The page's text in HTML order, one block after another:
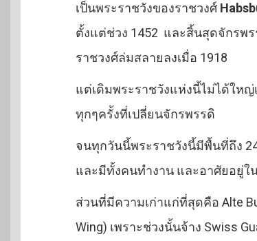
เป็นพระราชวังของราชวงศ์
ตั้งแต่ช่วง 1452 และสิ้นสุดจักรพ
ราชวงศ์ล่มสลายลงเมื่อ 1918
แต่เดิมพระราชวังแห่งนี้ไม่ได้ให
ทุกๆครั้งที่เปลี่ยนจักรพรรดิ
จนทุกวันนี้พระราชวังนี้มีพื้นที่ถึง
และมีทั้งคนทำงาน และอาศัยอยู่ใ
ส่วนที่มีความเก่าแก่ที่สุดคือ Alte
Wing) เพราะช่วงนั้นจ้าง Swiss